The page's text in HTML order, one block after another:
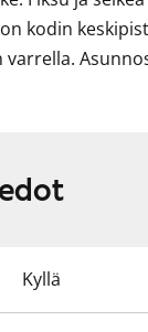
kodin
varrella.
ja
puuta.
paikka ja
Kyllä